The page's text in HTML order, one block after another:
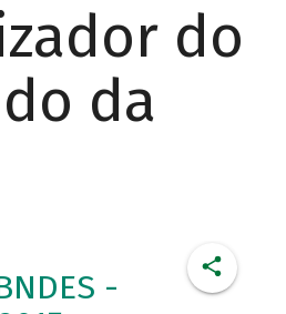
do
da
-